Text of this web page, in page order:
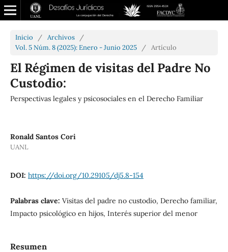
Inicio / Archivos
/
Vol. 5 Núm. 8 (2025): Enero - Junio 2025
/ Artículo
El Régimen de visitas del Padre No
Custodio:
Perspectivas legales y psicosociales en el Derecho Familiar
Ronald Santos Cori
UANL
DOI: https://doi.org/10.29105/dj5.8-154
Palabras clave: Visitas del padre no custodio, Derecho familiar,
Impacto psicológico en hijos, Interés superior del menor
Resumen